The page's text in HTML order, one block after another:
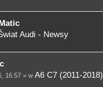
Audi - Newsy
16:57 » wA6 C7 (2011-2018)